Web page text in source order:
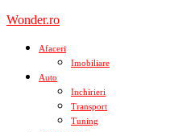
Skip
content
Wonder.ro
Afaceri
Imobiliare
Auto
Inchirieri
Transport
Tuning